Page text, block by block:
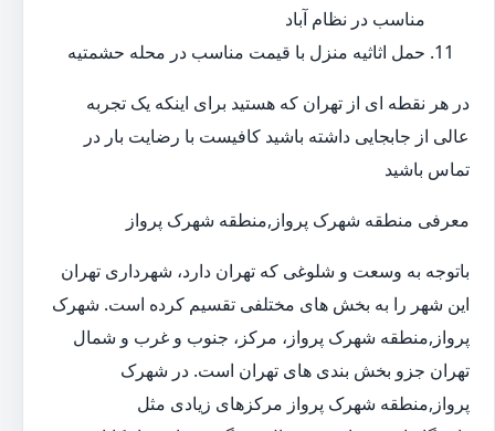
مناسب در نظام آباد
حمل اثاثیه منزل با قیمت مناسب در محله حشمتیه
در هر نقطه ای از تهران که هستید برای اینکه یک تجربه
عالی از جابجایی داشته باشید کافیست با رضایت بار در
تماس باشید
معرفی منطقه شهرک پرواز,منطقه شهرک پرواز
باتوجه به وسعت و شلوغی که تهران دارد، شهرداری تهران
این شهر را به بخش های مختلفی تقسیم کرده است. شهرک
پرواز,منطقه شهرک پرواز، مرکز، جنوب و غرب و شمال
تهران جزو بخش بندی های تهران است. در شهرک
پرواز,منطقه شهرک پرواز مرکزهای زیادی مثل